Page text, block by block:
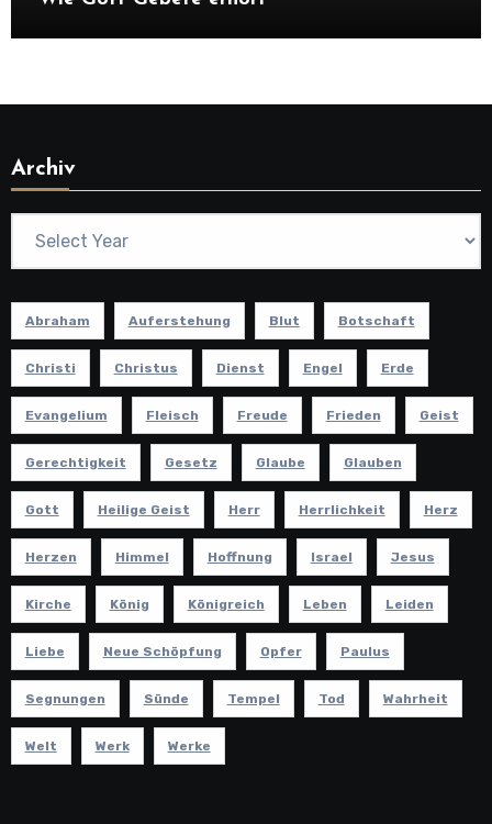
Archiv
Abraham Auferstehung Blut Botschaft
Christi Christus Dienst Engel Erde
Evangelium Fleisch Freude Frieden Geist
Gerechtigkeit Gesetz Glaube Glauben
Gott Heilige Geist Herr Herrlichkeit Herz
Herzen Himmel Hoffnung Israel Jesus
Kirche König Königreich Leben Leiden
Liebe Neue Schöpfung Opfer Paulus
Segnungen Sünde Tempel Tod Wahrheit
Welt Werk Werke